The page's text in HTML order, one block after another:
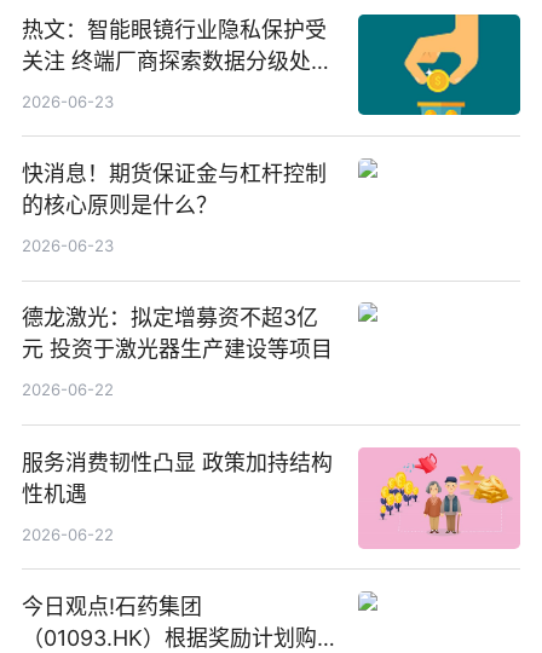
热文：智能眼镜行业隐私保护受
关注 终端厂商探索数据分级处理
等方案
2026-06-23
快消息！期货保证金与杠杆控制
的核心原则是什么？
2026-06-23
德龙激光：拟定增募资不超3亿
元 投资于激光器生产建设等项目
2026-06-22
服务消费韧性凸显 政策加持结构
性机遇
2026-06-22
今日观点!石药集团
（01093.HK）根据奖励计划购